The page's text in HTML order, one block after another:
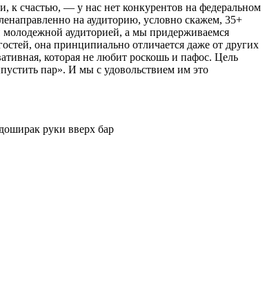
счастью, — у нас нет конкурентов на федеральном
на аудиторию, условно скажем, 35+
молодежной аудиторией, а мы придерживаемся
она принципиально отличается даже от других
которая не любит роскошь и пафос. Цель
пар». И мы с удовольствием им это